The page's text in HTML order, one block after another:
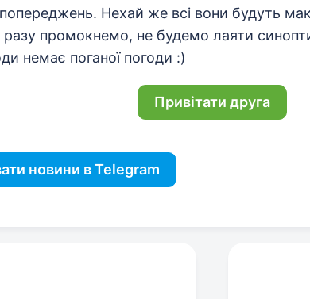
попереджень. Нехай же всі вони будуть
разу промокнемо, не будемо лаяти
немає поганої погоди :)
Привітати друга
новини в Telegram